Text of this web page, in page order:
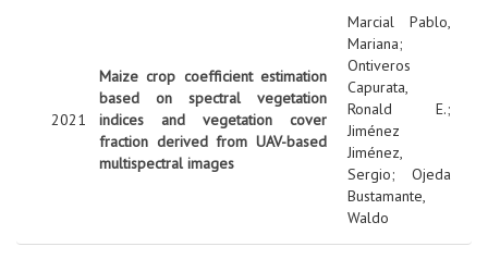
2021
Maize crop coefficient estimation
based on spectral vegetation
indices and vegetation cover
fraction derived from UAV-based
multispectral images
Marcial Pablo,
Mariana;
Ontiveros
Capurata,
Ronald E.;
Jiménez
Jiménez,
Sergio; Ojeda
Bustamante,
Waldo